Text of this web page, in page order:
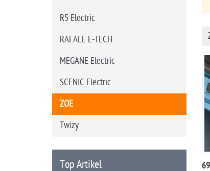
e
R5 Electric
RAFALE E-TECH
MEGANE Electric
SCENIC Electric
ZOE
Twizy
Top Artikel